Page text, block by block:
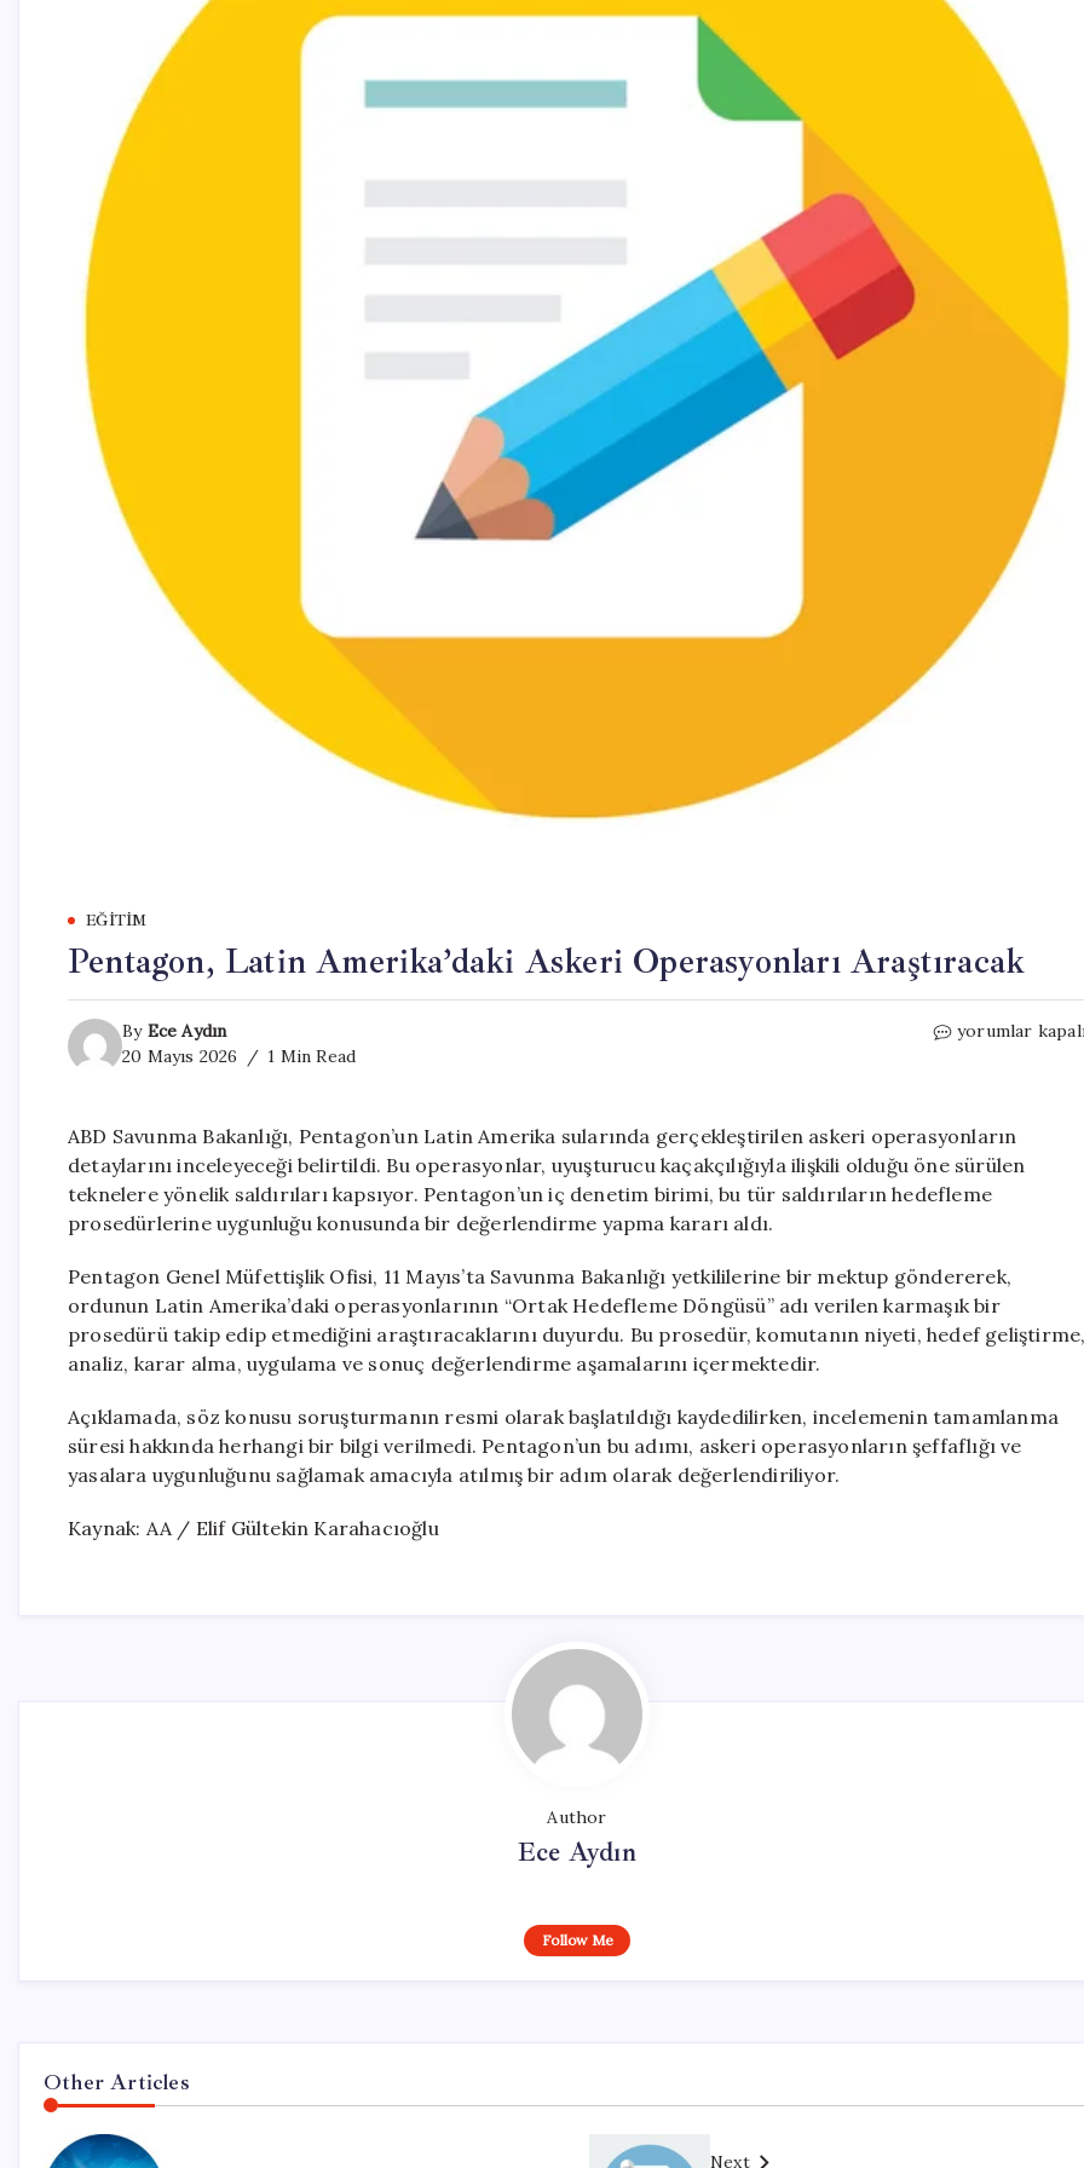
EĞITIM
Pentagon, Latin Amerika’daki Askeri Operasyonları Araştıracak
By Ece Aydın
20 Mayıs 2026
1 Min Read
Pentagon,
Operasyonları
Araştıracak
yorumlar
ABD Savunma Bakanlığı, Pentagon’un Latin Amerika sularında gerçekleştirilen askeri operasyonların
detaylarını inceleyeceği belirtildi. Bu operasyonlar, uyuşturucu kaçakçılığıyla ilişkili olduğu öne sürülen
teknelere yönelik saldırıları kapsıyor. Pentagon’un iç denetim birimi, bu tür saldırıların hedefleme
prosedürlerine uygunluğu konusunda bir değerlendirme yapma kararı aldı.
Pentagon Genel Müfettişlik Ofisi, 11 Mayıs’ta Savunma Bakanlığı yetkililerine bir mektup göndererek,
ordunun Latin Amerika’daki operasyonlarının “Ortak Hedefleme Döngüsü” adı verilen karmaşık bir
prosedürü takip edip etmediğini araştıracaklarını duyurdu. Bu prosedür, komutanın niyeti, hedef
analiz, karar alma, uygulama ve sonuç değerlendirme aşamalarını içermektedir.
Açıklamada, söz konusu soruşturmanın resmi olarak başlatıldığı kaydedilirken, incelemenin tamamlanma
süresi hakkında herhangi bir bilgi verilmedi. Pentagon’un bu adımı, askeri operasyonların şeffaflığı ve
yasalara uygunluğunu sağlamak amacıyla atılmış bir adım olarak değerlendiriliyor.
Kaynak: AA / Elif Gültekin Karahacıoğlu
Author
Ece Aydın
Follow Me
Other Articles
Next